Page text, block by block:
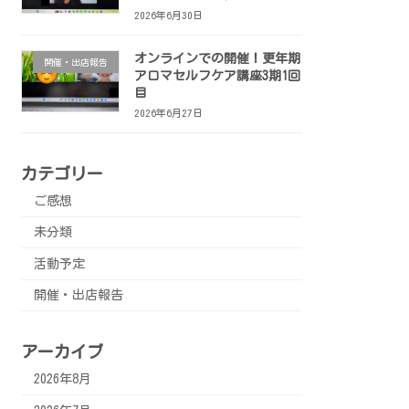
2026年6月30日
開催・出店報告
オンラインでの開催！更年期
アロマセルフケア講座3期1回
目
2026年6月27日
カテゴリー
ご感想
未分類
活動予定
開催・出店報告
アーカイブ
2026年8月